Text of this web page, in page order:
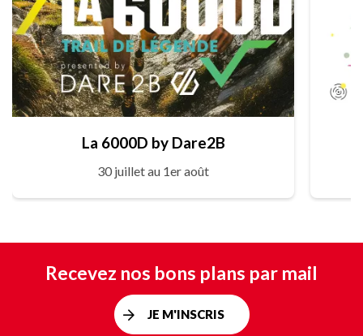
La 6000D by Dare2B
30 juillet au 1er août
Recevez nos bons plans par mail
JE M'INSCRIS